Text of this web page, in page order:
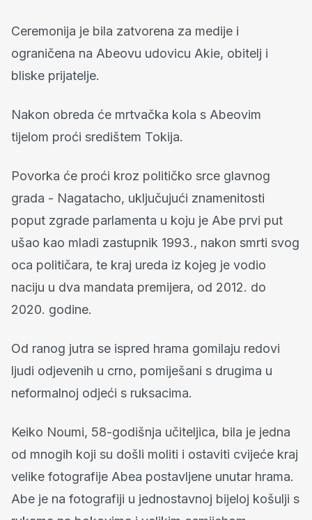
Ceremonija je bila zatvorena za medije i
ograničena na Abeovu udovicu Akie, obitelj i
bliske prijatelje.
Nakon obreda će mrtvačka kola s Abeovim
tijelom proći središtem Tokija.
Povorka će proći kroz političko srce glavnog
grada - Nagatacho, uključujući znamenitosti
poput zgrade parlamenta u koju je Abe prvi put
ušao kao mladi zastupnik 1993., nakon smrti svog
oca političara, te kraj ureda iz kojeg je vodio
naciju u dva mandata premijera, od 2012. do
2020. godine.
Od ranog jutra se ispred hrama gomilaju redovi
ljudi odjevenih u crno, pomiješani s drugima u
neformalnoj odjeći s ruksacima.
Keiko Noumi, 58-godišnja učiteljica, bila je jedna
od mnogih koji su došli moliti i ostaviti cvijeće kraj
velike fotografije Abea postavljene unutar hrama.
Abe je na fotografiji u jednostavnoj bijeloj košulji s